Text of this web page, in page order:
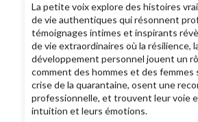
La petite voix explore des histoires
de vie authentiques qui résonnent
témoignages intimes et inspirants
de vie extraordinaires où la résilience,
développement personnel jouent un
comment des hommes et des
crise de la quarantaine, osent une
professionnelle, et trouvent leur voie
intuition et leurs émotions.